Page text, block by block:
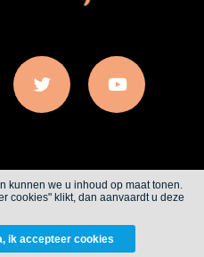
Privacy
ALWAYS AWAKE
kunnen we u inhoud op maat tonen.
cookies" klikt, dan aanvaardt u deze
ik accepteer cookies